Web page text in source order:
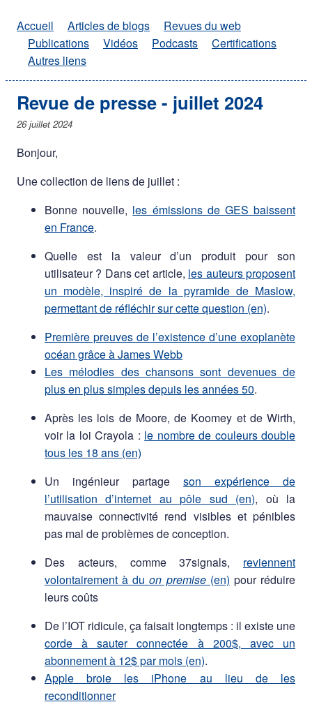
Accueil Articles de blogs
Revues du web
Publications
Vidéos Podcasts
Certifications
Autres liens
Revue de presse - juillet 2024
26 juillet 2024
Bonjour,
Une collection de liens de juillet :
Bonne nouvelle, les émissions de GES baissent
en France.
Quelle est la valeur d’un produit pour son
utilisateur ? Dans cet article, les auteurs proposent
un modèle, inspiré de la pyramide de Maslow,
permettant de réfléchir sur cette question (en).
Première preuves de l’existence d’une exoplanète
océan grâce à James Webb
Les mélodies des chansons sont devenues de
plus en plus simples depuis les années 50.
Après les lois de Moore, de Koomey et de Wirth,
voir la loi Crayola : le nombre de couleurs double
tous les 18 ans (en)
Un ingénieur partage son expérience de
l’utilisation d’internet au pôle sud (en), où la
mauvaise connectivité rend visibles et pénibles
pas mal de problèmes de conception.
Des acteurs, comme 37signals, reviennent
volontairement à duon premise(en) pour réduire
leurs coûts
De l’IOT ridicule, ça faisait longtemps : il existe une
corde à sauter connectée à 200$, avec un
abonnement à 12$ par mois (en).
Apple broie les iPhone au lieu de les
reconditionner